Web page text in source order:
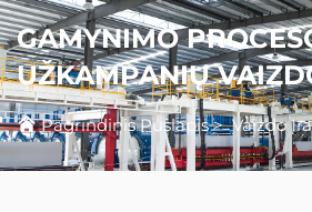
GAMYNIMO
UŽKAMPANIŲ
Pagrindinis Puslapis>Vaizdo